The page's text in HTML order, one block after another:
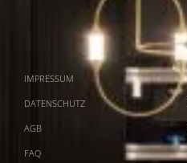
IMPRESSUM
DATENSCHUTZ
AGB
FAQ